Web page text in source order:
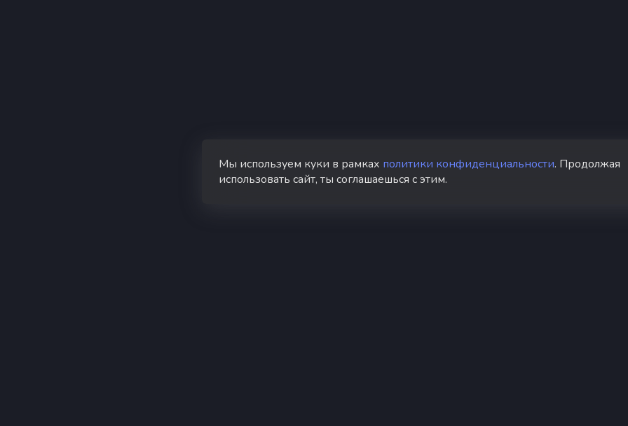
Мы используем куки в рамках политики конфиденциальности. Продолжая
использовать сайт, ты соглашаешься с этим.